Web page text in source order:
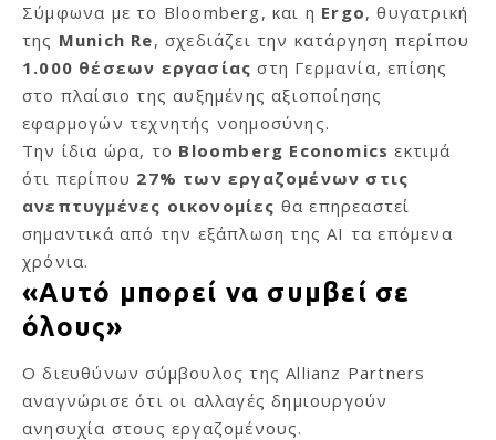
Σύμφωνα με το Bloomberg, και η Ergo, θυγατρική
της Munich Re, σχεδιάζει την κατάργηση περίπου
1.000 θέσεων εργασίας στη Γερμανία, επίσης
στο πλαίσιο της αυξημένης αξιοποίησης
εφαρμογών τεχνητής νοημοσύνης.
Την ίδια ώρα, το Bloomberg Economics εκτιμά
ότι περίπου 27% των εργαζομένων στις
ανεπτυγμένες οικονομίες θα επηρεαστεί
σημαντικά από την εξάπλωση της AI τα επόμενα
χρόνια.
«Αυτό μπορεί να συμβεί σε
όλους»
Ο διευθύνων σύμβουλος της Allianz Partners
αναγνώρισε ότι οι αλλαγές δημιουργούν
ανησυχία στους εργαζομένους.